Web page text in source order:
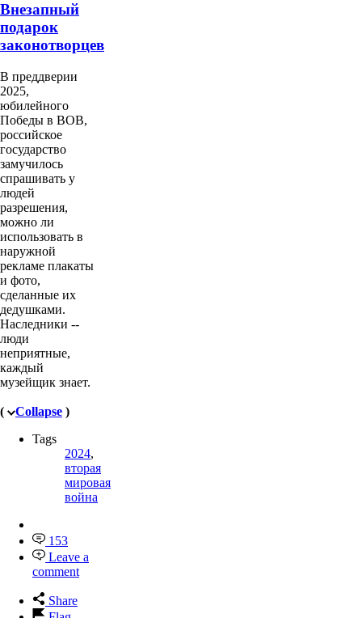
Внезапный
подарок
законотворцев
В преддверии
2025,
юбилейного
Победы в ВОВ,
российское
государство
замучилось
спрашивать у
людей
разрешения,
можно ли
использовать в
наружной
рекламе плакаты
и фото,
сделанные их
дедушками.
Наследники --
люди
неприятные,
каждый
музейщик знает.
( Collapse )
Tags
2024,
вторая
мировая
война
153
Leave a
comment
Share